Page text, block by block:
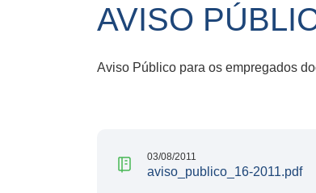
AVISO
Aviso Público para os empregados
03/08/2011
aviso_publico_16-2011.pdf